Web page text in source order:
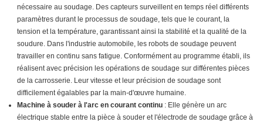
nécessaire au soudage. Des capteurs surveillent en temps réel différents
paramètres durant le processus de soudage, tels que le courant, la
tension et la température, garantissant ainsi la stabilité et la qualité de la
soudure. Dans l'industrie automobile, les robots de soudage peuvent
travailler en continu sans fatigue. Conformément au programme établi, ils
réalisent avec précision les opérations de soudage sur différentes pièces
de la carrosserie. Leur vitesse et leur précision de soudage sont
difficilement égalables par la main-d'œuvre humaine.
Machine à souder à l'arc en courant continu : Elle génère un arc
électrique stable entre la pièce à souder et l'électrode de soudage grâce à